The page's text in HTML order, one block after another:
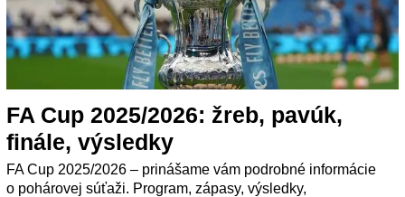
FA Cup 2025/2026: žreb, pavúk,
finále, výsledky
FA Cup 2025/2026 – prinášame vám podrobné informácie
o pohárovej súťaži. Program, zápasy, výsledky,